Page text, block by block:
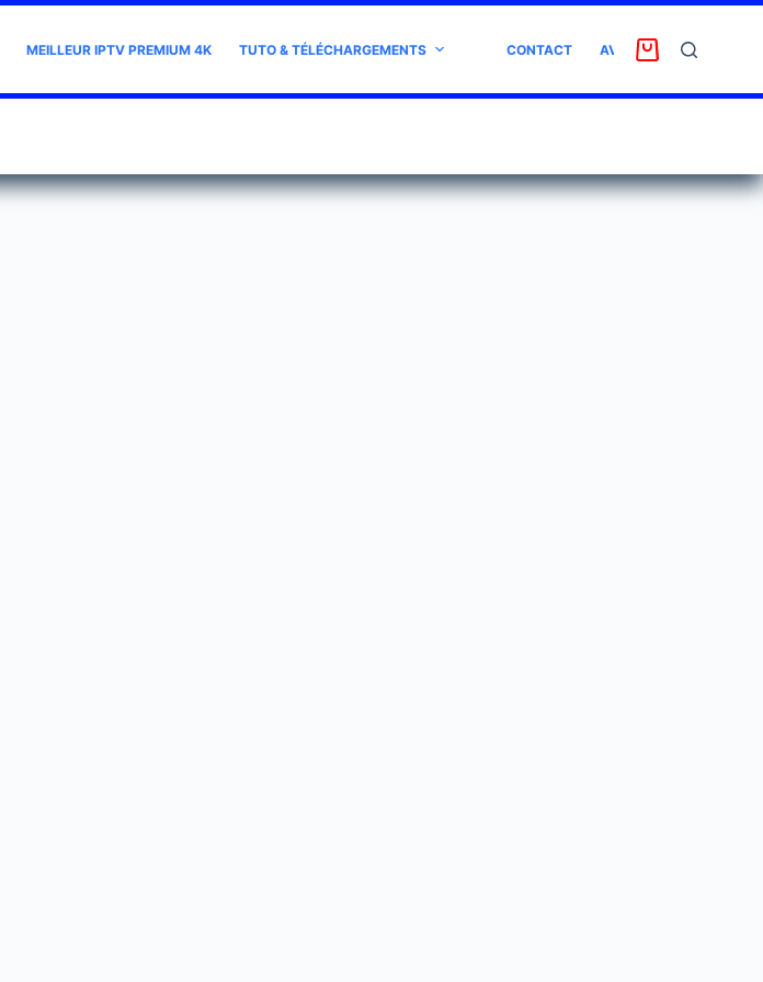
MEILLEUR IPTV PREMIUM 4K TUTO & TÉLÉCHARGEMENTS CONTACT AVIS CLIENT